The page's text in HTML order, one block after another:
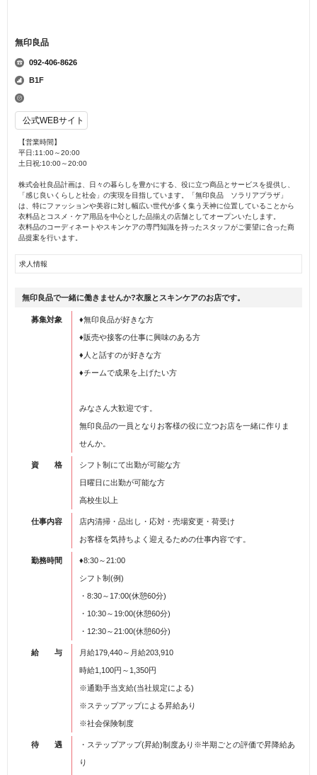
無印良品
092-406-8626
B1F
公式WEBサイト
【営業時間】
平日:11:00～20:00
土日祝:10:00～20:00
株式会社良品計画は、日々の暮らしを豊かにする、役に立つ商品とサービスを提供し、
「感じ良いくらしと社会」の実現を目指しています。「無印良品 ソラリアプラザ」
は、特にファッションや美容に対し幅広い世代が多く集う天神に位置していることから
衣料品とコスメ・ケア用品を中心とした品揃えの店舗としてオープンいたします。
衣料品のコーディネートやスキンケアの専門知識を持ったスタッフがご要望に合った商
品提案を行います。
求人情報
無印良品で一緒に働きませんか?衣服とスキンケアのお店です。
募集対象 ♦無印良品が好きな方
♦販売や接客の仕事に興味のある方
♦人と話すのが好きな方
♦チームで成果を上げたい方
みなさん大歓迎です。
無印良品の一員となりお客様の役に立つお店を一緒に作りま
せんか。
資 格 シフト制にて出勤が可能な方
日曜日に出勤が可能な方
高校生以上
仕事内容 店内清掃・品出し・応対・売場変更・荷受け
お客様を気持ちよく迎えるための仕事内容です。
勤務時間 ♦8:30～21:00
シフト制(例)
・8:30～17:00(休憩60分)
・10:30～19:00(休憩60分)
・12:30～21:00(休憩60分)
給 与 月給179,440～月給203,910
時給1,100円～1,350円
※通勤手当支給(当社規定による)
※ステップアップによる昇給あり
※社会保険制度
待 遇 ・ステップアップ(昇給)制度あり※半期ごとの評価で昇降給あ
り